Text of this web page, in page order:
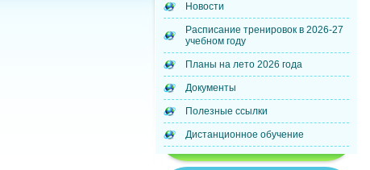
Новости
Расписание тренировок в 2026-27
учебном году
Планы на лето 2026 года
Документы
Полезные ссылки
Дистанционное обучение